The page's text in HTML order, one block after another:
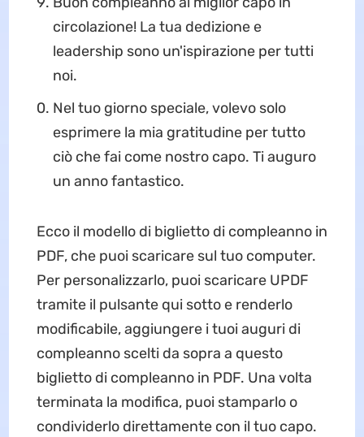
circolazione! La tua dedizione e
leadership sono un'ispirazione per tutti
noi.
Nel tuo giorno speciale, volevo solo
esprimere la mia gratitudine per tutto
ciò che fai come nostro capo. Ti auguro
un anno fantastico.
Ecco il modello di biglietto di compleanno in
PDF, che puoi scaricare sul tuo computer.
Per personalizzarlo, puoi scaricare UPDF
tramite il pulsante qui sotto e renderlo
modificabile, aggiungere i tuoi auguri di
compleanno scelti da sopra a questo
biglietto di compleanno in PDF. Una volta
terminata la modifica, puoi stamparlo o
condividerlo direttamente con il tuo capo.